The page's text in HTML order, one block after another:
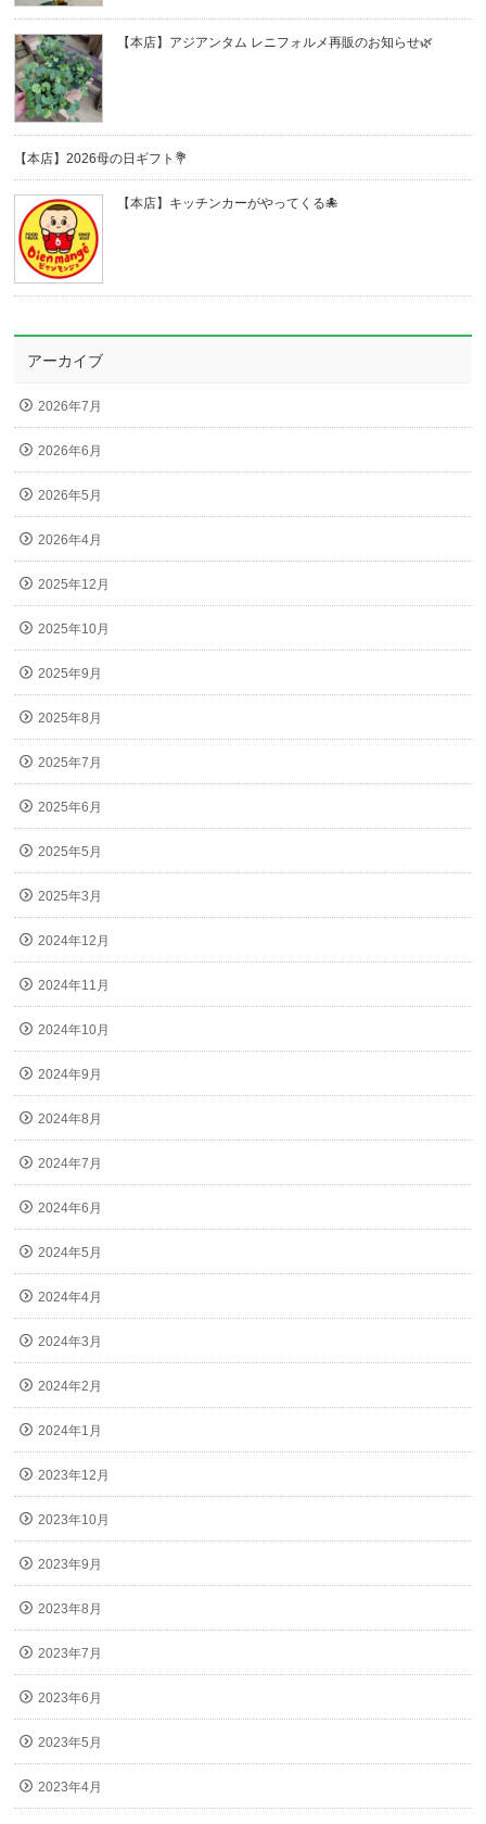
【本店】アジアンタム レニフォルメ再販のお知らせ🌿
【本店】2026母の日ギフト💐
【本店】キッチンカーがやってくる🐙
アーカイブ
2026年7月
2026年6月
2026年5月
2026年4月
2025年12月
2025年10月
2025年9月
2025年8月
2025年7月
2025年6月
2025年5月
2025年3月
2024年12月
2024年11月
2024年10月
2024年9月
2024年8月
2024年7月
2024年6月
2024年5月
2024年4月
2024年3月
2024年2月
2024年1月
2023年12月
2023年10月
2023年9月
2023年8月
2023年7月
2023年6月
2023年5月
2023年4月